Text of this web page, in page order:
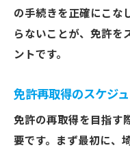
の手続きを正確にこな
らないことが、免許を
ントです。
免許再取得のスケジ
免許の再取得を目指す
要です。まず最初に、